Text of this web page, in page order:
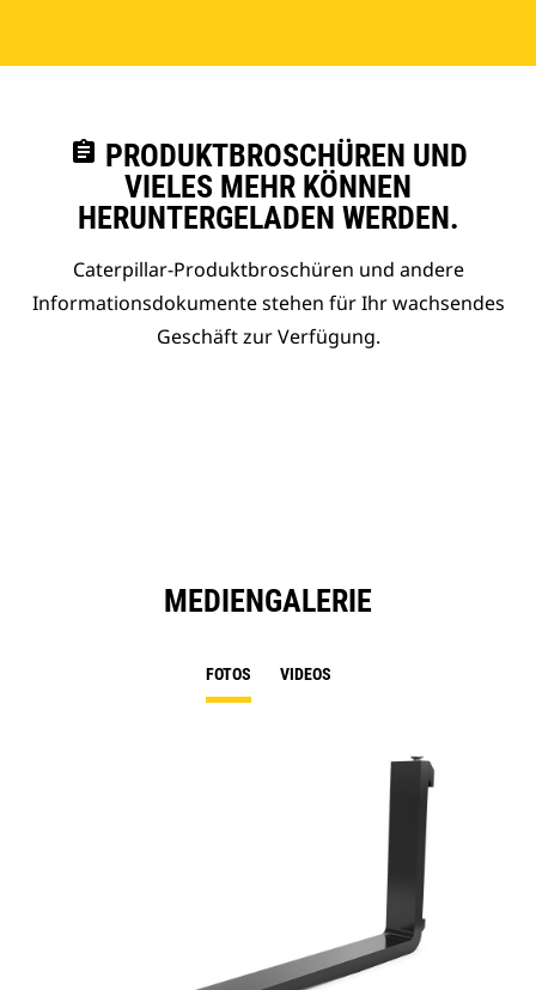
assignment PRODUKTBROSCHÜREN UND
VIELES MEHR KÖNNEN
HERUNTERGELADEN WERDEN.
Caterpillar-Produktbroschüren und andere
Informationsdokumente stehen für Ihr wachsendes
Geschäft zur Verfügung.
MEDIENGALERIE
FOTOS VIDEOS